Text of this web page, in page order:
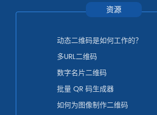
资源
动态二维码是如何工作的？
多URL二维码
数字名片二维码
批量 QR 码生成器
如何为图像制作二维码